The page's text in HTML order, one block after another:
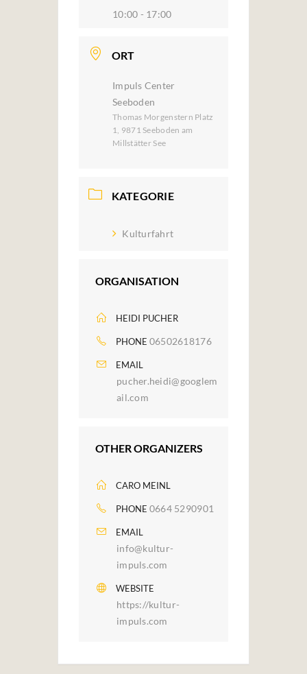
10:00 - 17:00
ORT
Impuls Center
Seeboden
Thomas Morgenstern Platz
1, 9871 Seeboden am
Millstätter See
KATEGORIE
Kulturfahrt
ORGANISATION
HEIDI PUCHER
PHONE 06502618176
EMAIL
pucher.heidi@googlem
ail.com
OTHER ORGANIZERS
CARO MEINL
PHONE 0664 5290901
EMAIL
info@kultur-
impuls.com
WEBSITE
https://kultur-
impuls.com